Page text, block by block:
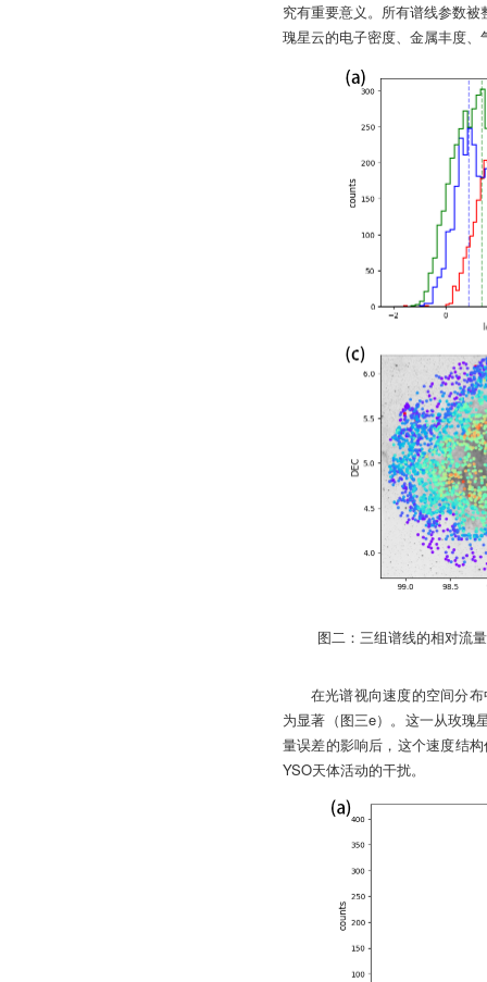
究有重要意义。所有谱线参数
瑰星云的电子密度、金属丰度
图二：三组谱线的相对流
在光谱视向速度的空间分
为显著（图三e）。这一从玫瑰
量误差的影响后，这个速度结
YSO天体活动的干扰。